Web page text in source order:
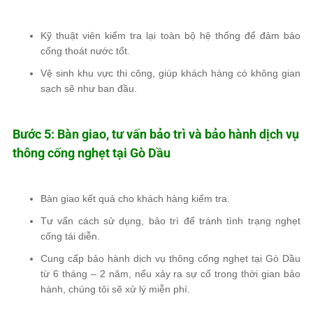
Kỹ thuật viên kiểm tra lại toàn bộ hệ thống để đảm bảo
cống thoát nước tốt.
Vệ sinh khu vực thi công , giúp khách hàng có không gian
sạch sẽ như ban đầu.
Bước 5: Bàn giao, tư vấn bảo trì và bảo hành dịch vụ
thông cống nghẹt tại Gò Dầu
Bàn giao kết quả cho khách hàng kiểm tra.
Tư vấn cách sử dụng, bảo trì để tránh tình trạng nghẹt
cống tái diễn.
Cung cấp bảo hành dịch vụ thông cống nghẹt tại Gò Dầu
từ 6 tháng – 2 năm , nếu xảy ra sự cố trong thời gian bảo
hành, chúng tôi sẽ xử lý miễn phí